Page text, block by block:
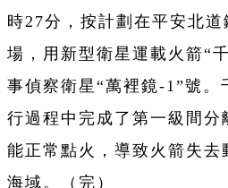
時27分，按計劃在平安北
場，用新型衛星運載火箭“
事偵察衛星“萬裡鏡-1”號。
行過程中完成了第一級間分
能正常點火，導致火箭失去
海域。（完）